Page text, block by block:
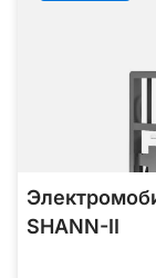
SHANN-II